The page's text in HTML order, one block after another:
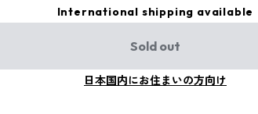
International shipping available
Sold out
日本国内にお住まいの方向け